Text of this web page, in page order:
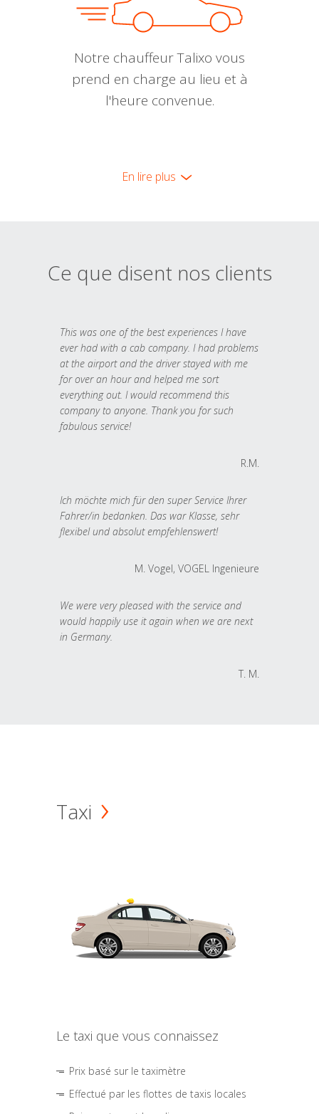
Notre chauffeur Talixo vous
prend en charge au lieu et à
l'heure convenue.
En lire plus
Ce que disent nos clients
This was one of the best experiences I have
ever had with a cab company. I had problems
at the airport and the driver stayed with me
for over an hour and helped me sort
everything out. I would recommend this
company to anyone. Thank you for such
fabulous service!
R.M.
Ich möchte mich für den super Service Ihrer
Fahrer/in bedanken. Das war Klasse, sehr
flexibel und absolut empfehlenswert!
M. Vogel, VOGEL Ingenieure
We were very pleased with the service and
would happily use it again when we are next
in Germany.
T. M.
Taxi
Le taxi que vous connaissez
Prix basé sur le taximètre
Effectué par les flottes de taxis locales